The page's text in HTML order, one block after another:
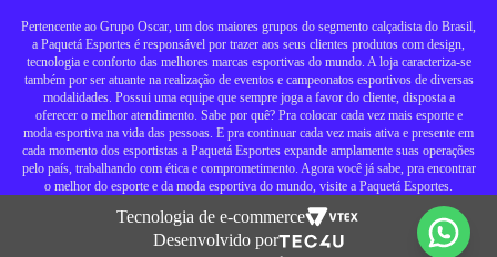
Pertencente ao Grupo Oscar, um dos maiores grupos do segmento calçadista do Brasil,
a Paquetá Esportes é responsável por trazer aos seus clientes produtos com design,
tecnologia e conforto das melhores marcas esportivas do mundo. A loja caracteriza-se
também por ser atuante na realização de eventos e campeonatos esportivos de diversas
modalidades. Possui uma equipe que sempre joga a favor do cliente, disposta a
oferecer o melhor atendimento. Sabe por quê? Pra colocar cada vez mais esporte e
moda esportiva na vida das pessoas. E pra continuar cada vez mais ativa e presente em
cada momento dos esportistas a Paquetá Esportes expande amplamente suas operações
pelo país, trabalhando com ética e comprometimento. Agora você já sabe, pra encontrar
o melhor do esporte e da moda esportiva do mundo, visite a Paquetá Esportes.
Tecnologia de e-commerce
Desenvolvido por